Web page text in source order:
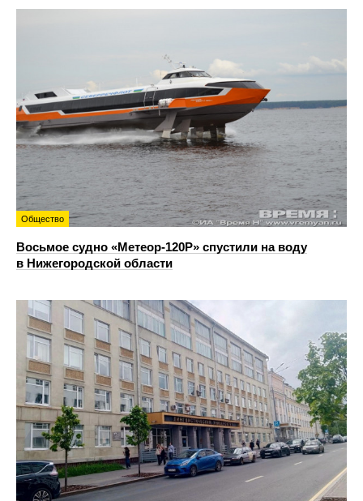
Общество
Восьмое судно «Метеор-120Р» спустили на воду
в Нижегородской области